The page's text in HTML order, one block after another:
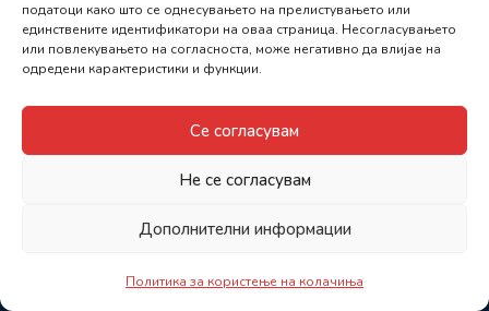
податоци како што се однесувањето на прелистувањето или
единствените идентификатори на оваа страница. Несогласувањето
или повлекувањето на согласноста, може негативно да влијае на
одредени карактеристики и функции.
Се согласувам
Не се согласувам
Дополнителни информации
Политика за користење на колачиња